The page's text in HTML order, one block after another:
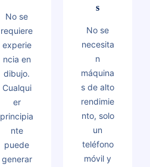
No se
requiere
experie
ncia en
dibujo.
Cualqui
er
principia
nte
puede
generar
s
No se
necesita
n
máquina
s de alto
rendimie
nto, solo
un
teléfono
móvil y